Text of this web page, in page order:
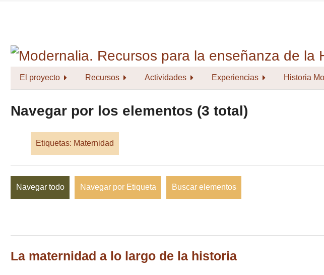
El proyecto Recursos Actividades Experiencias Historia
Navegar por los elementos (3 total)
Etiquetas: Maternidad
Navegar todo Navegar por Etiqueta Buscar elementos
La maternidad a lo largo de la historia